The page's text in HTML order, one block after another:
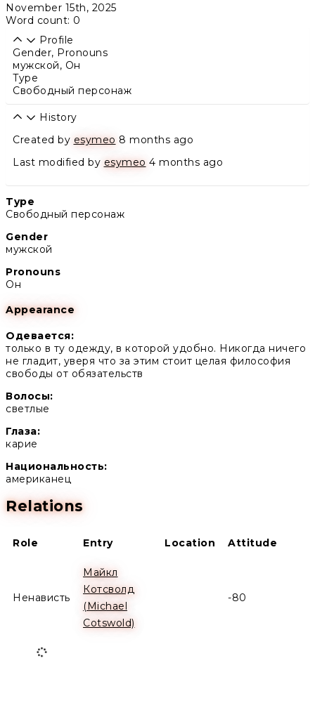
November 15th, 2025
Word count: 0
Profile
Gender, Pronouns
мужской, Он
Type
Свободный персонаж
History
Created by esymeo 8 months ago
Last modified by esymeo 4 months ago
Type
Свободный персонаж
Gender
мужской
Pronouns
Он
Appearance
Одевается:
только в ту одежду, в которой удобно. Никогда ничего
не гладит, уверя что за этим стоит целая философия
свободы от обязательств
Волосы:
светлые
Глаза:
карие
Национальность:
американец
Relations
Role Entry Location Attitude
Ненависть
Майкл
Котсволд
(Michael
Cotswold)
-80